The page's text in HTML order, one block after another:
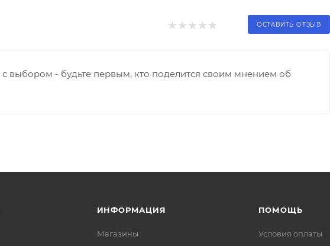
ОСТАВИТЬ ОТЗЫВ
выбором - будьте первым, кто поделится своим мнением об
ИНФОРМАЦИЯ
Магазины
ПОМОЩЬ
Условия оплаты